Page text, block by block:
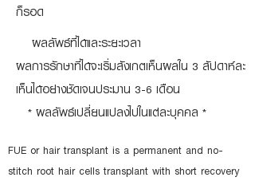
ก็รอด
ผลลัพธ์ที่ได้และระยะเวลา
ผลการรักษาที่ได้จะเริ่มสังเกตเห็นผลใน 3 สัปดาห์ละ
เห็นได้อย่างชัดเจนประมาน 3-6 เดือน
* ผลลัพธ์เปลี่ยนแปลงไปในแต่ละบุคคล *
FUE or hair transplant is a permanent and no-
stitch root hair cells transplant with short recovery